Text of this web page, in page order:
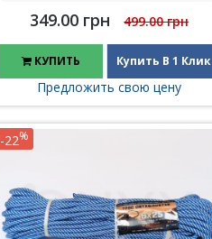
349.00 грн 499.00 грн
КУПИТЬ Купить В 1 Клик
Предложить свою цену
-22%